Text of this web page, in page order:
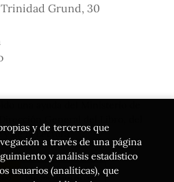
Grund, 30
y de la Lectura
y de terceros que
a través de una página
y análisis estadístico
usuarios (analíticas), que